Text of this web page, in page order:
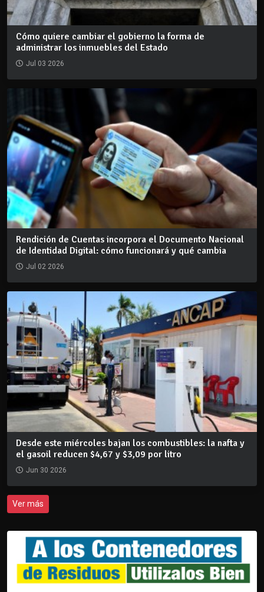
Cómo quiere cambiar el gobierno la forma de
administrar los inmuebles del Estado
Jul 03 2026
Rendición de Cuentas incorpora el Documento Nacional
de Identidad Digital: cómo funcionará y qué cambia
Jul 02 2026
Desde este miércoles bajan los combustibles: la nafta y
el gasoil reducen $4,67 y $3,09 por litro
Jun 30 2026
Ver más